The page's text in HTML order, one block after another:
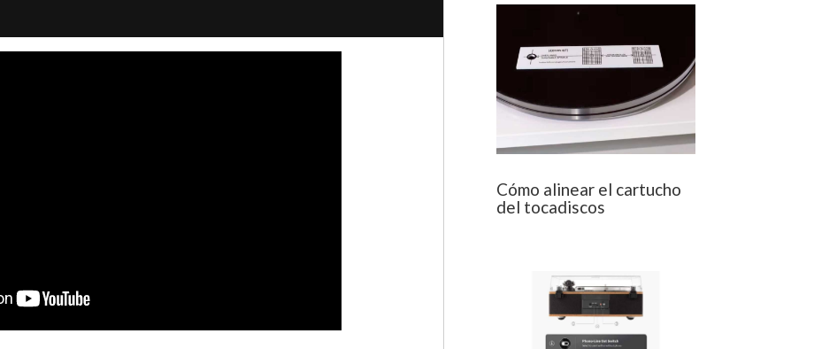
Cómo alinear el cartucho
del tocadiscos